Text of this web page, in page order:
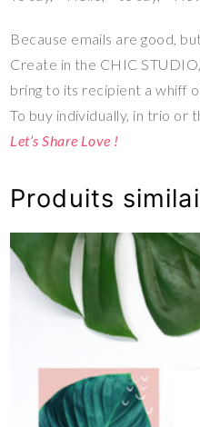
Because emails are good,
Create in the CHIC
bring to its recipient a whiff
To buy individually, in trio or
Let’s Share Love !
Produits